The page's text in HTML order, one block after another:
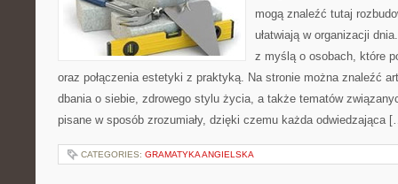
mogą znaleźć tutaj
ułatwiają w organizacji
z myślą o osobach, które
oraz połączenia estetyki z praktyką. Na stronie można znaleźć
dbania o siebie, zdrowego stylu życia, a także tematów
pisane w sposób zrozumiały, dzięki czemu każda odwiedzająca
CATEGORIES: GRAMATYKA ANGIELSKA